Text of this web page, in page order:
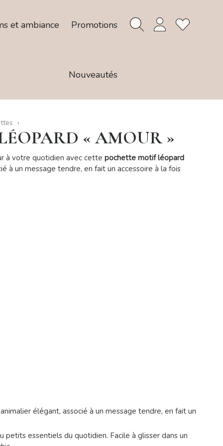
et ambiance Promotions
Nouveautés
« AMOUR »
à votre quotidien avec cettepochette motif léopard
à un message tendre, en fait un accessoire à la fois
élégant, associé à un message tendre, en fait un
essentiels du quotidien. Facile à glisser dans un